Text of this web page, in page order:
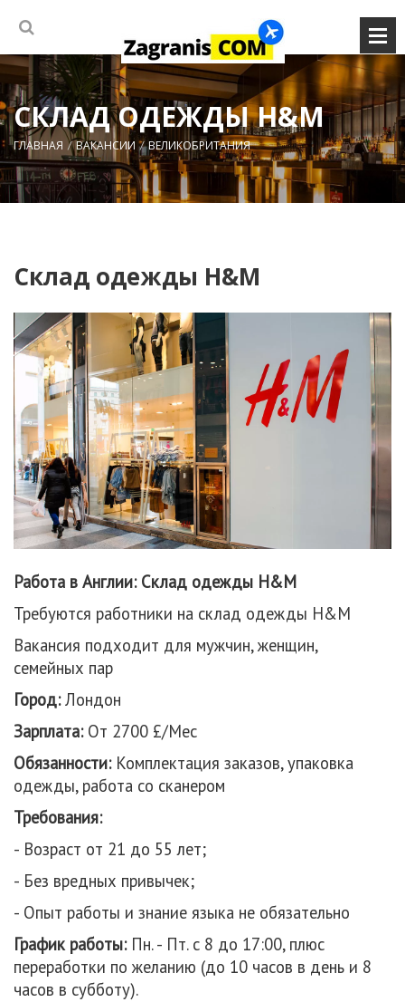
СКЛАД ОДЕЖДЫ H&M
ГЛАВНАЯ ВАКАНСИИ ВЕЛИКОБРИТАНИЯ
Склад одежды H&M
Работа в Англии: Склад одежды H&M
Требуются работники на склад одежды H&M
Вакансия подходит для мужчин, женщин,
семейных пар
Город:Лондон
Зарплата:От 2700 £/Мес
Обязанности: Комплектация заказов, упаковка
одежды, работа со сканером
Требования:
- Возраст от 21 до 55 лет;
- Без вредных привычек;
- Опыт работы и знание языка не обязательно
График работы:Пн. - Пт. с 8 до 17:00, плюс
переработки по желанию (до 10 часов в день и 8
часов в субботу).